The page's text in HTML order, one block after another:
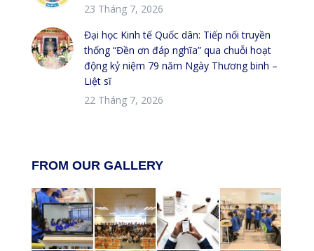
23 Tháng 7, 2026
Đại học Kinh tế Quốc dân: Tiếp nối truyền
thống “Đền ơn đáp nghĩa” qua chuỗi hoạt
động kỷ niệm 79 năm Ngày Thương binh –
Liệt sĩ
22 Tháng 7, 2026
FROM OUR GALLERY